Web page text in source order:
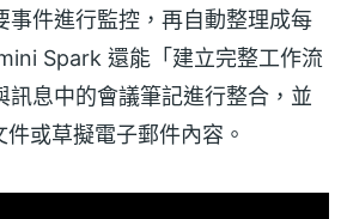
事件進行監控，再自動整理成每
Spark 還能「建立完整工作流
訊息中的會議筆記進行整合，並
或草擬電子郵件內容。